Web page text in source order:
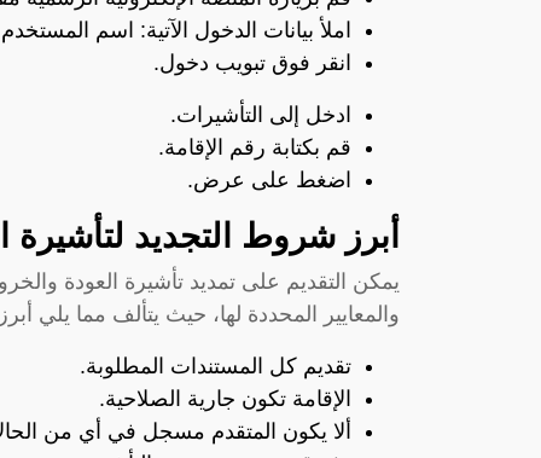
املأ بيانات الدخول الآتية: اسم
انقر فوق تبويب دخول.
ادخل إلى التأشيرات.
قم بكتابة رقم الإقامة.
اضغط على عرض.
أبرز شروط التجديد لتأشيرة
يمكن التقديم على تمديد تأشيرة العودة
والمعايير المحددة لها، حيث يتألف مما يلي
تقديم كل المستندات المطلوبة.
الإقامة تكون جارية الصلاحية.
ألا يكون المتقدم مسجل في أي من